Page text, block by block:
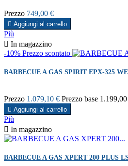
Prezzo 749,00 €
 Aggiungi al carrello
Più
 In magazzino
-10% Prezzo scontato
BARBECUE A GAS SPIRIT EPX-325
Prezzo 1.079,10 € Prezzo base
 Aggiungi al carrello
Più
 In magazzino
BARBECUE A GAS XPERT 200 PLUS